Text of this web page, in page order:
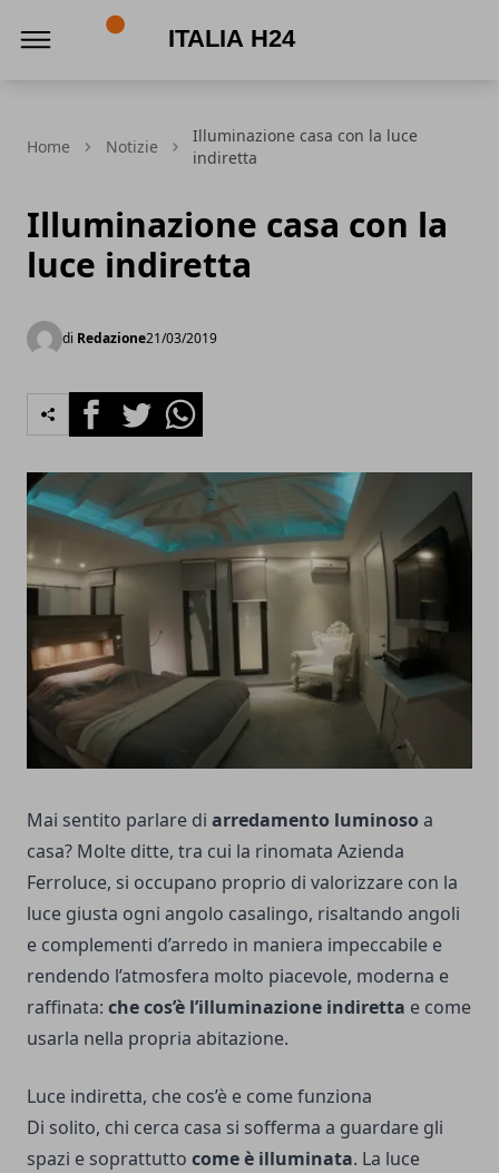
Home Notizie
Illuminazione casa con la luce
indiretta
Illuminazione casa con la
luce indiretta
di Redazione21/03/2019
FacebookTwitterWhatsapp
Mai sentito parlare di arredamento luminoso a
casa? Molte ditte, tra cui la rinomata Azienda
Ferroluce, si occupano proprio di valorizzare con la
luce giusta ogni angolo casalingo, risaltando angoli
e complementi d’arredo in maniera impeccabile e
rendendo l’atmosfera molto piacevole, moderna e
raffinata: che cos’è l’illuminazione indiretta e come
usarla nella propria abitazione.
Luce indiretta, che cos’è e come funziona
Di solito, chi cerca casa si sofferma a guardare gli
spazi e soprattutto come è illuminata. La luce